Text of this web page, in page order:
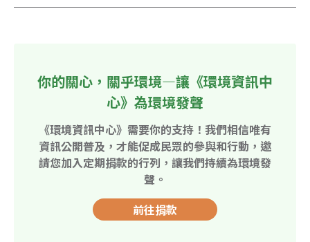
你的關心，關乎環境—讓《環境資訊中
心》為環境發聲
《環境資訊中心》需要你的支持！我們相信唯有
資訊公開普及，才能促成民眾的參與和行動，邀
請您加入定期捐款的行列，讓我們持續為環境發
聲。
前往捐款